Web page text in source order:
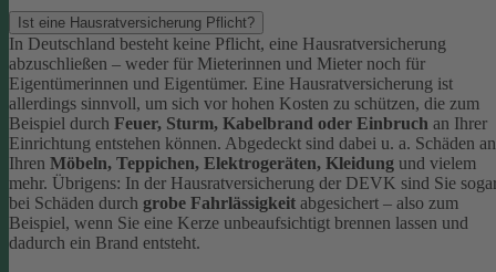
Ist eine Hausratversicherung Pflicht?
In Deutschland besteht keine Pflicht, eine Hausratversicherung
abzuschließen – weder für Mieterinnen und Mieter noch für
Eigentümerinnen und Eigentümer. Eine Hausratversicherung ist
allerdings sinnvoll, um sich vor hohen Kosten zu schützen, die zum
Beispiel durch Feuer, Sturm, Kabelbrand oder Einbruch an Ihrer
Einrichtung entstehen können. Abgedeckt sind dabei u. a. Schäden an
Ihren Möbeln, Teppichen, Elektrogeräten, Kleidung und vielem
mehr. Übrigens: In der Hausratversicherung der DEVK sind Sie
bei Schäden durch grobe Fahrlässigkeit abgesichert – also zum
Beispiel, wenn Sie eine Kerze unbeaufsichtigt brennen lassen und
dadurch ein Brand entsteht.